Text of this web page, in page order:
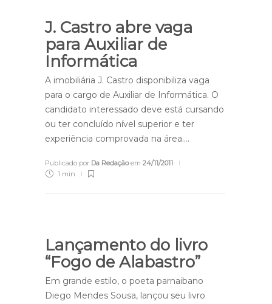
J. Castro abre vaga
para Auxiliar de
Informática
A imobiliária J. Castro disponibiliza vaga
para o cargo de Auxiliar de Informática. O
candidato interessado deve está cursando
ou ter concluído nível superior e ter
experiência comprovada na área….
Publicado por Da Redaçãoem 24/11/2011
1 min
Lançamento do livro
“Fogo de Alabastro”
Em grande estilo, o poeta parnaibano
Diego Mendes Sousa, lançou seu livro